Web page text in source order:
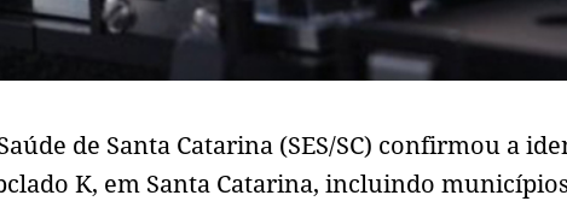
de Santa Catarina (SES/SC) confirmou a
K, em Santa Catarina, incluindo